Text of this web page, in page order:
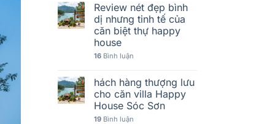
Review nét đẹp bình
dị nhưng tinh tế của
căn biệt thự happy
house
16Bình luận
hách hàng thượng lưu
cho căn villa Happy
House Sóc Sơn
19Bình luận